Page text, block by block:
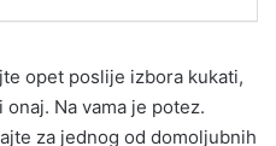
opet poslije izbora kukati,
Na vama je potez.
za jednog od domoljubnih